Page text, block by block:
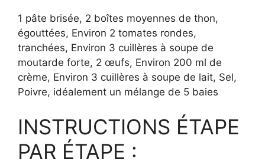
1 pâte brisée, 2 boîtes moyennes de thon,
égouttées, Environ 2 tomates rondes,
tranchées, Environ 3 cuillères à soupe de
moutarde forte, 2 œufs, Environ 200 ml de
crème, Environ 3 cuillères à soupe de lait, Sel,
Poivre, idéalement un mélange de 5 baies
INSTRUCTIONS ÉTAPE
PAR ÉTAPE :